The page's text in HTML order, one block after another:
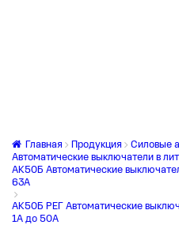
Главная Продукция
Силовые
Автоматические выключатели в
АК50Б Автоматические
63А
АК50Б РЕГ Автоматические
1А до 50А